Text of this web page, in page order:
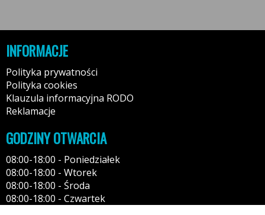
INFORMACJE
Polityka prywatności
Polityka cookies
Klauzula informacyjna RODO
Reklamacje
GODZINY OTWARCIA
08:00-18:00 - Poniedziałek
08:00-18:00 - Wtorek
08:00-18:00 - Środa
08:00-18:00 - Czwartek